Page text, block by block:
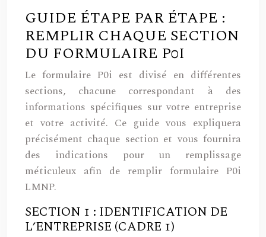
GUIDE ÉTAPE PAR ÉTAPE :
REMPLIR CHAQUE SECTION
DU FORMULAIRE P0I
Le formulaire P0i est divisé en différentes
sections, chacune correspondant à des
informations spécifiques sur votre entreprise
et votre activité. Ce guide vous expliquera
précisément chaque section et vous fournira
des indications pour un remplissage
méticuleux afin de remplir formulaire P0i
LMNP.
SECTION 1 : IDENTIFICATION DE
L’ENTREPRISE (CADRE 1)